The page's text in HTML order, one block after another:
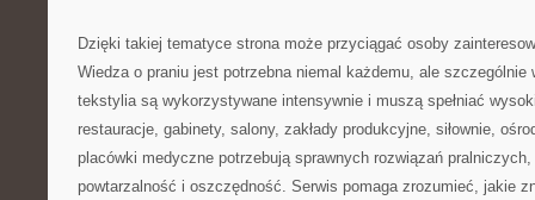
Dzięki takiej tematyce strona może przyciągać osoby
Wiedza o praniu jest potrzebna niemal każdemu, ale
tekstylia są wykorzystywane intensywnie i muszą spełniać
restauracje, gabinety, salony, zakłady produkcyjne, siłownie,
placówki medyczne potrzebują sprawnych rozwiązań
powtarzalność i oszczędność. Serwis pomaga zrozumieć, jakie